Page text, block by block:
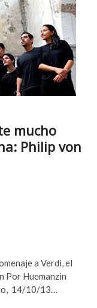
mucho
Philip von
a Verdi, el
Por Huemanzin
14/10/13…